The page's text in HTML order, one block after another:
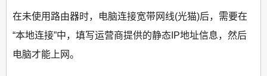
在未使用路由器时，电脑连接宽带网线(光猫)后，需要在
“本地连接”中，填写运营商提供的静态IP地址信息，然后
电脑才能上网。